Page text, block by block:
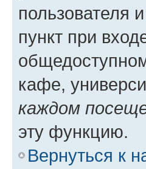
пользователя
пункт при
кафе,
каждом
эту функцию.
Вернуться к